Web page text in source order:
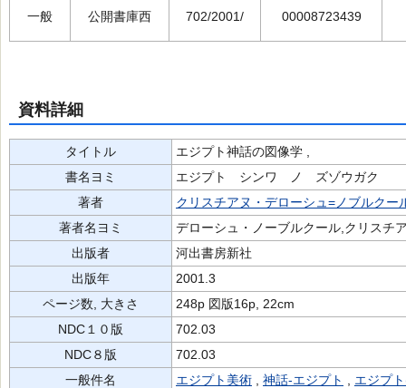
一般 公開書庫西 702/2001/ 00008723439
資料詳細
タイトル
エジプト神話の図像学 ,
書名ヨミ
エジプト シンワ ノ ズゾウガク
著者
クリスチアヌ・デローシュ=ノブルクー
著者名ヨミ
デローシュ・ノーブルクール,クリスチ
出版者
河出書房新社
出版年
2001.3
ページ数, 大きさ
248p 図版16p, 22cm
NDC１０版
702.03
NDC８版
702.03
一般件名
エジプト美術 神話-エジプト
エジプ